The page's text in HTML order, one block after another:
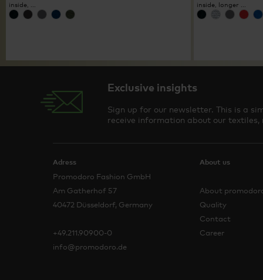
inside, ...
inside, longer ...
Exclusive insights
Sign up for our newsletter. This is a
receive information about our textiles,
Adress
Promodoro Fashion GmbH
Am Gatherhof 57
40472 Düsseldorf, Germany
+49.211.90900-0
info@promodoro.de
About us
About
Quality
Contact
Career